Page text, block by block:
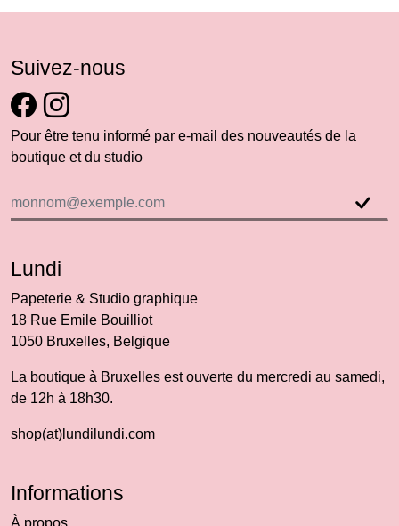
Suivez-nous
Pour être tenu informé par e-mail des nouveautés de la
boutique et du studio
Lundi
Papeterie & Studio graphique
18 Rue Emile Bouilliot
1050 Bruxelles, Belgique
La boutique à Bruxelles est ouverte du mercredi au samedi,
de 12h à 18h30.
shop(at)lundilundi.com
Informations
À propos